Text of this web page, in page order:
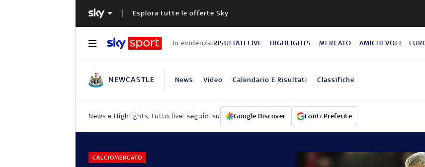
Esplora tutte le offerte Sky
In evidenza:RISULTATI LIVE HIGHLIGHTS MERCATO AMICHEVOLI
NEWCASTLE News Video Calendario E Risultati Classifiche
News e Highlights, tutto live: seguici su Google Discover Fonti Preferite
CALCIOMERCATO